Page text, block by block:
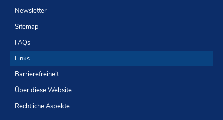
Newsletter
Sitemap
FAQs
Links
Barrierefreiheit
Über diese Website
Rechtliche Aspekte